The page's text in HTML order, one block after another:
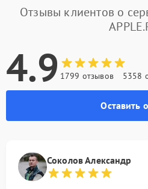
Отзывы клиентов о
4.9 1799 отзывов 5358
Оставить
Соколов Александр